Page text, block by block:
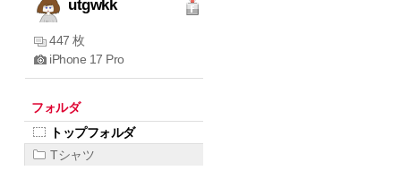
utgwkk
447 枚
iPhone 17 Pro
フォルダ
トップフォルダ
Tシャツ